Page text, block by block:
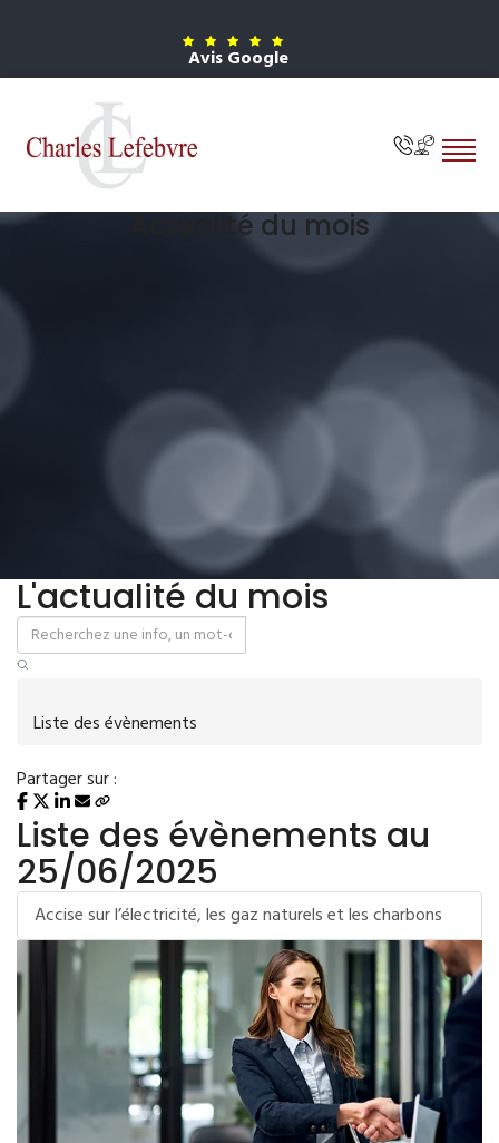
Avis Google
Actualité du mois
L'actualité du mois
Liste des évènements
Partager sur :
Liste des évènements au
25/06/2025
Accise sur l’électricité, les gaz naturels et les charbons